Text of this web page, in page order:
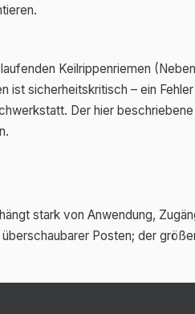
Keilrippenriemen
ist sicherheitskritisch – ein
Der hier
stark von Anwendung,
Posten; der